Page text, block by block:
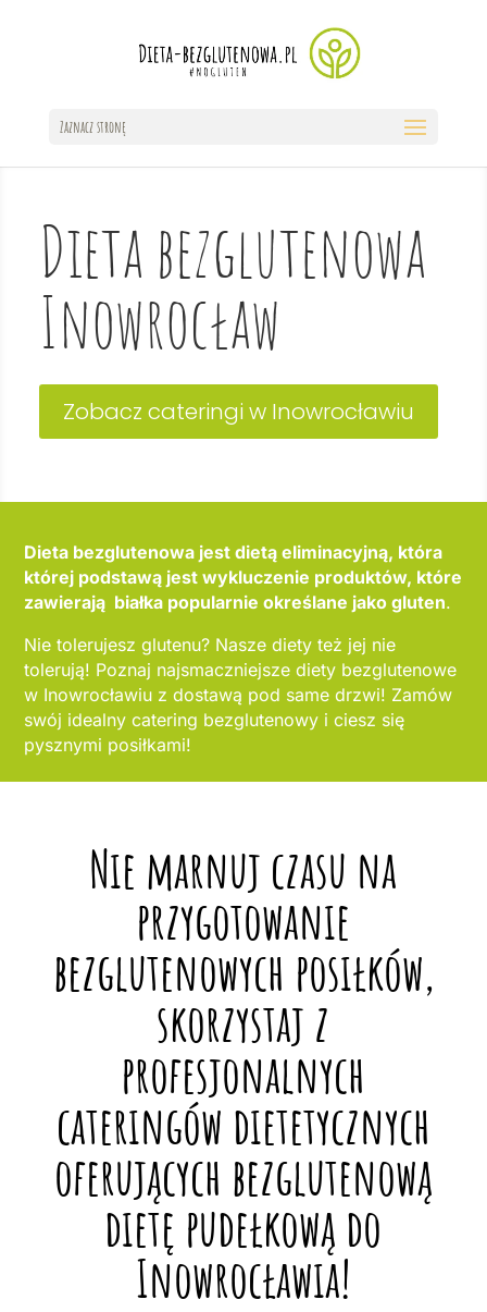
Zaznacz stronę
Dieta bezglutenowa
Inowrocław
Zobacz cateringi w Inowrocławiu
Dieta bezglutenowa jest dietą eliminacyjną, która
której podstawą jest wykluczenie produktów, które
zawierają białka popularnie określane jako gluten.
Nie tolerujesz glutenu? Nasze diety też jej nie
tolerują! Poznaj najsmaczniejsze diety bezglutenowe
w Inowrocławiu z dostawą pod same drzwi! Zamów
swój idealny catering bezglutenowy i ciesz się
pysznymi posiłkami!
Nie marnuj czasu na
przygotowanie
bezglutenowych posiłków,
skorzystaj z
profesjonalnych
cateringów dietetycznych
oferujących bezglutenową
dietę pudełkową do
Inowrocławia!